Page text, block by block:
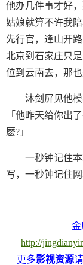
他办几件事才好
姑娘就算不许我
先行官，逢山开
北京到石家庄只
位到云南去，那
沐剑屏见他
「他昨天给你出
麽?」
一秒钟记住本
写，一秒钟记住
金
http://
更多影视资源